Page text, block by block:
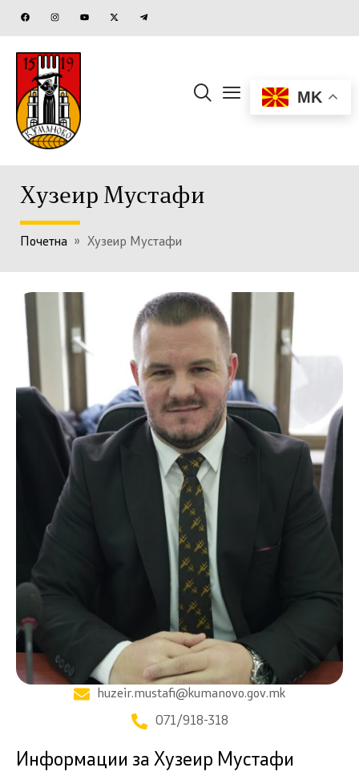
MK
Хузеир Мустафи
Почетна » Хузеир Мустафи
huzeir.mustafi@kumanovo.gov.mk
071/918-318
Информации за Хузеир Мустафи